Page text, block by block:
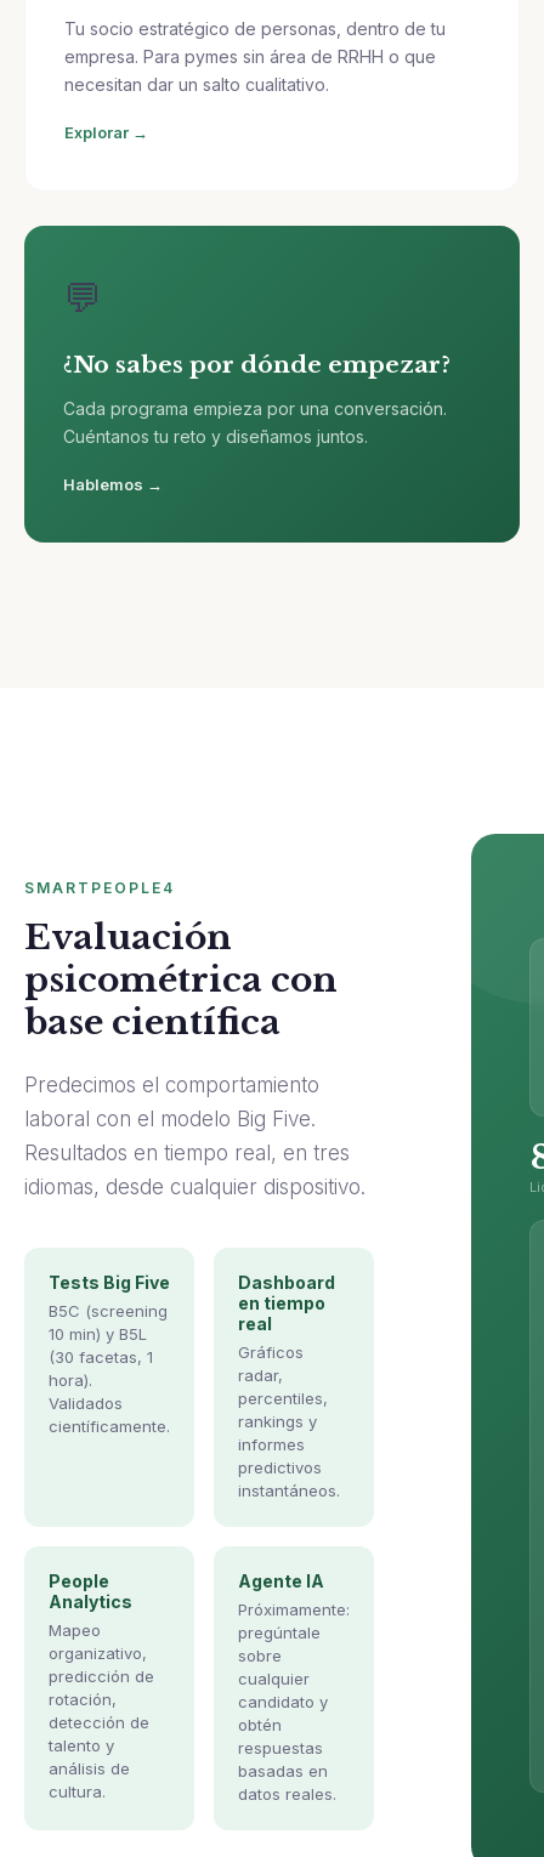
Tu socio estratégico de personas, dentro de tu
empresa. Para pymes sin área de RRHH o que
necesitan dar un salto cualitativo.
Explorar →
💬
¿No sabes por dónde empezar?
Cada programa empieza por una conversación.
Cuéntanos tu reto y diseñamos juntos.
Hablemos →
SMARTPEOPLE4
Evaluación
psicométrica con
base científica
Predecimos el comportamiento
laboral con el modelo Big Five.
Resultados en tiempo real, en tres
idiomas, desde cualquier dispositivo.
Tests Big Five
B5C (screening
10 min) y B5L
(30 facetas, 1
hora).
Validados
científicamente.
Dashboard
en tiempo
real
Gráficos
radar,
percentiles,
rankings y
informes
predictivos
instantáneos.
People
Analytics
Mapeo
organizativo,
predicción de
rotación,
detección de
talento y
análisis de
cultura.
Agente IA
Próximamente:
pregúntale
sobre
cualquier
candidato y
obtén
respuestas
basadas en
datos reales.